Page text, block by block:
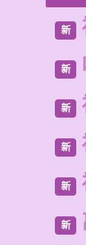
新
新
新
新
新
新